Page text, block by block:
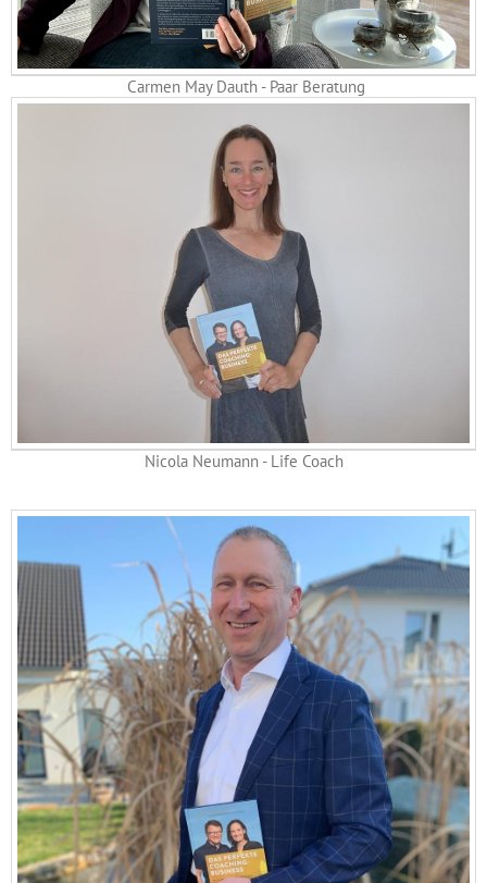
Carmen May Dauth - Paar Beratung
Nicola Neumann - Life Coach